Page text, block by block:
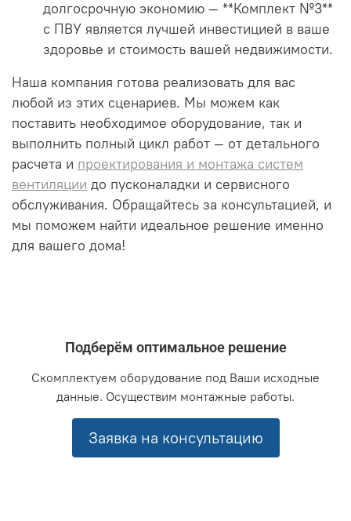
долгосрочную экономию — **Комплект №3**
с ПВУ является лучшей инвестицией в ваше
здоровье и стоимость вашей недвижимости.
Наша компания готова реализовать для вас
любой из этих сценариев. Мы можем как
поставить необходимое оборудование, так и
выполнить полный цикл работ — от детального
расчета и проектирования и монтажа систем
вентиляции до пусконаладки и сервисного
обслуживания. Обращайтесь за консультацией, и
мы поможем найти идеальное решение именно
для вашего дома!
Подберём оптимальное решение
Скомплектуем оборудование под Ваши исходные
данные. Осуществим монтажные работы.
Заявка на консультацию